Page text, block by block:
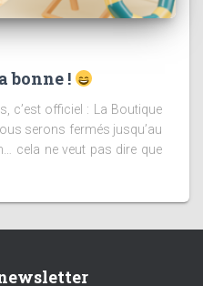
bonne !
c’est officiel : La Boutique
serons fermés jusqu’au
cela ne veut pas dire que